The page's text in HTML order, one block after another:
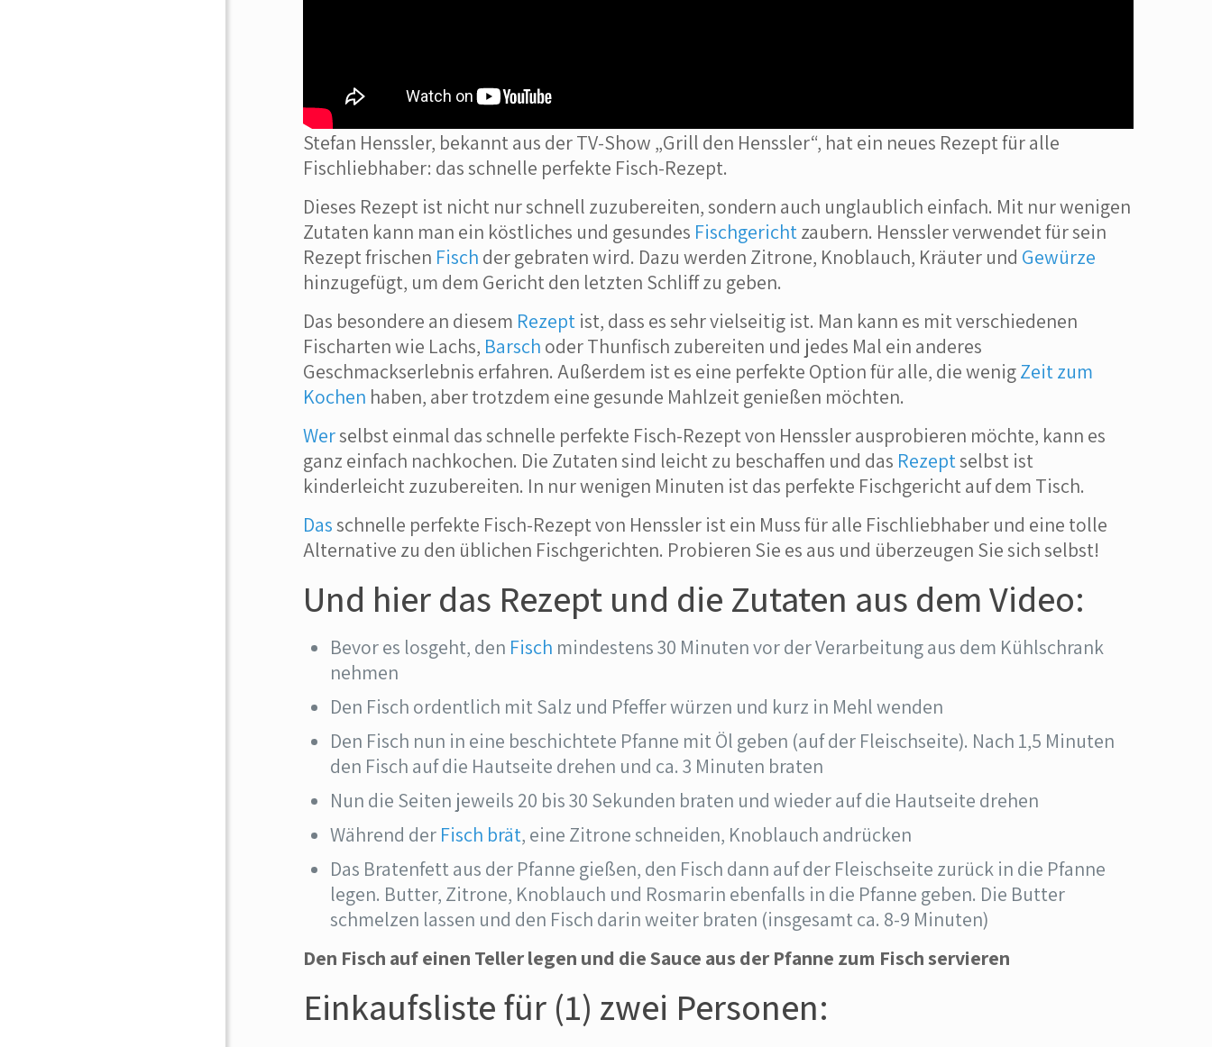
Stefan Henssler, bekannt aus der TV-Show „Grill den Henssler“, hat ein neues Rezept für alle
Fischliebhaber: das schnelle perfekte Fisch-Rezept.
Dieses Rezept ist nicht nur schnell zuzubereiten, sondern auch unglaublich einfach. Mit nur wenigen
Zutaten kann man ein köstliches und gesundes Fischgericht zaubern. Henssler verwendet für sein
Rezept frischen Fisch der gebraten wird. Dazu werden Zitrone, Knoblauch, Kräuter und Gewürze
hinzugefügt, um dem Gericht den letzten Schliff zu geben.
Das besondere an diesem Rezept ist, dass es sehr vielseitig ist. Man kann es mit verschiedenen
Fischarten wie Lachs, Barsch oder Thunfisch zubereiten und jedes Mal ein anderes
Geschmackserlebnis erfahren. Außerdem ist es eine perfekte Option für alle, die wenigZeit zum
Kochen haben, aber trotzdem eine gesunde Mahlzeit genießen möchten.
Werselbst einmal das schnelle perfekte Fisch-Rezept von Henssler ausprobieren möchte, kann es
ganz einfach nachkochen. Die Zutaten sind leicht zu beschaffen und das Rezeptselbst ist
kinderleicht zuzubereiten. In nur wenigen Minuten ist das perfekte Fischgericht auf dem Tisch.
Dasschnelle perfekte Fisch-Rezept von Henssler ist ein Muss für alle Fischliebhaber und eine tolle
Alternative zu den üblichen Fischgerichten. Probieren Sie es aus und überzeugen Sie sich selbst!
Und hier das Rezept und die Zutaten aus dem Video:
Bevor es losgeht, den Fisch mindestens 30 Minuten vor der Verarbeitung aus dem Kühlschrank
nehmen
Den Fisch ordentlich mit Salz und Pfeffer würzen und kurz in Mehl wenden
Den Fisch nun in eine beschichtete Pfanne mit Öl geben (auf der Fleischseite). Nach 1,5 Minuten
den Fisch auf die Hautseite drehen und ca. 3 Minuten braten
Nun die Seiten jeweils 20 bis 30 Sekunden braten und wieder auf die Hautseite drehen
Während der Fisch brät, eine Zitrone schneiden, Knoblauch andrücken
Das Bratenfett aus der Pfanne gießen, den Fisch dann auf der Fleischseite zurück in die Pfanne
legen. Butter, Zitrone, Knoblauch und Rosmarin ebenfalls in die Pfanne geben. Die Butter
schmelzen lassen und den Fisch darin weiter braten (insgesamt ca. 8-9 Minuten)
Den Fisch auf einen Teller legen und die Sauce aus der Pfanne zum Fisch servieren
Einkaufsliste für (1) zwei Personen: